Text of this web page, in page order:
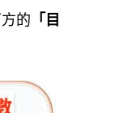
的 「目